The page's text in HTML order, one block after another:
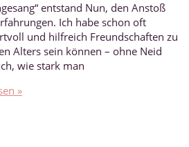
entstand Nun, den Anstoß
Ich habe schon oft
und hilfreich Freundschaften zu
Alters sein können – ohne Neid
wie stark man
»